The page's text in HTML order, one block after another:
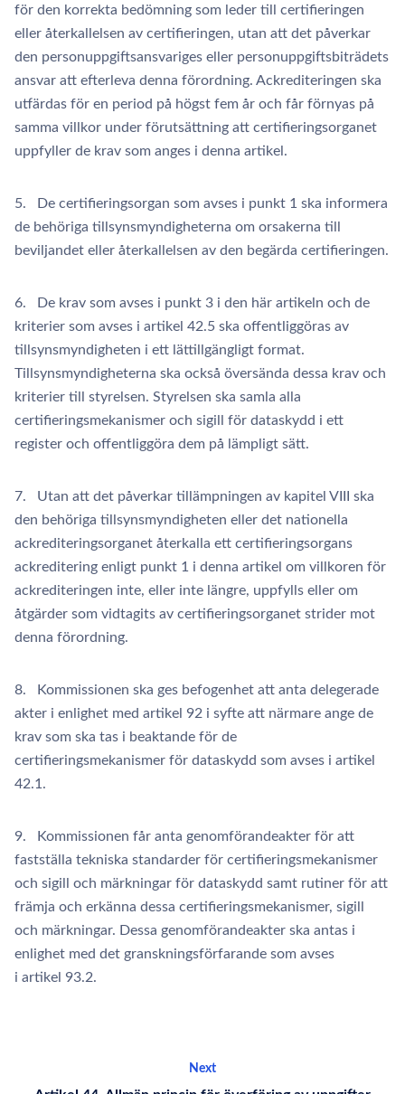
för den korrekta bedömning som leder till certifieringen
eller återkallelsen av certifieringen, utan att det påverkar
den personuppgiftsansvariges eller personuppgiftsbiträdets
ansvar att efterleva denna förordning. Ackrediteringen ska
utfärdas för en period på högst fem år och får förnyas på
samma villkor under förutsättning att certifieringsorganet
uppfyller de krav som anges i denna artikel.
5. De certifieringsorgan som avses i punkt 1 ska informera
de behöriga tillsynsmyndigheterna om orsakerna till
beviljandet eller återkallelsen av den begärda certifieringen.
6. De krav som avses i punkt 3 i den här artikeln och de
kriterier som avses i artikel 42.5 ska offentliggöras av
tillsynsmyndigheten i ett lättillgängligt format.
Tillsynsmyndigheterna ska också översända dessa krav och
kriterier till styrelsen. Styrelsen ska samla alla
certifieringsmekanismer och sigill för dataskydd i ett
register och offentliggöra dem på lämpligt sätt.
7. Utan att det påverkar tillämpningen av kapitel VIII ska
den behöriga tillsynsmyndigheten eller det nationella
ackrediteringsorganet återkalla ett certifieringsorgans
ackreditering enligt punkt 1 i denna artikel om villkoren för
ackrediteringen inte, eller inte längre, uppfylls eller om
åtgärder som vidtagits av certifieringsorganet strider mot
denna förordning.
8. Kommissionen ska ges befogenhet att anta delegerade
akter i enlighet med artikel 92 i syfte att närmare ange de
krav som ska tas i beaktande för de
certifieringsmekanismer för dataskydd som avses i artikel
42.1.
9. Kommissionen får anta genomförandeakter för att
fastställa tekniska standarder för certifieringsmekanismer
och sigill och märkningar för dataskydd samt rutiner för att
främja och erkänna dessa certifieringsmekanismer, sigill
och märkningar. Dessa genomförandeakter ska antas i
enlighet med det granskningsförfarande som avses
i artikel 93.2.
Next